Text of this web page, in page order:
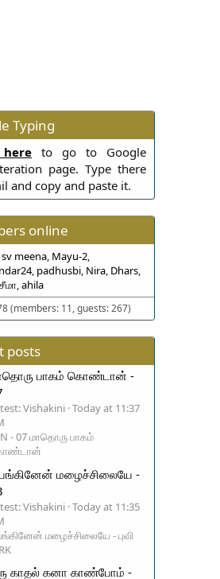
Typing
to go to Google
page. Type there
and copy and paste it.
online
sv meena Mayu-2
padhusbi Nira Dhars
சீமா ahila
(members: 11, guests: 267)
posts
பாகம் கொண்டான் -
Vishakini Today at 11:37
- 07 மாதொரு பாகம்
மழைச்சிலையே -
Vishakini Today at 11:35
மழைச்சிலையே - புவி
காதல் கனா காண்போம் -